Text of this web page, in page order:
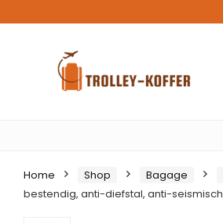
Home Shop Bagage
bestendig, anti-diefstal, anti-